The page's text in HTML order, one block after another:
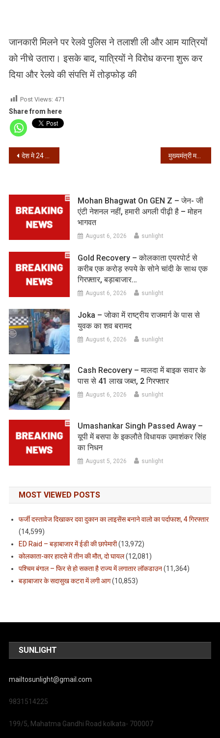
जानकारी मिलने पर रेलवे पुलिस ने तलाशी ली और आम यात्रियों
को नीचे उतारा। इसके बाद, यात्रियों ने विरोध करना शुरू कर
दिया और रेलवे की संपत्ति में तोड़फोड़ की
Post Views: 471
Share from here
Post
देश मे 24 घंटे में 66732 नए संक्रमित, 71,559 हुए ठीक मुख्यमंत्री ममता ने स्वीकारा बंगाल में बढ़ रहा है संक्रमण, लोगों को जागरूक रहने की नसीहत
Mohan Bhagwat On GEN Z – जेन- जी
एंटी नेशनल नहीं, हमारी अगली पीढ़ी है – मोहन
भागवत
August 6, 2026 sunlight
Gold Recovery – कोलकाता एयरपोर्ट से
करीब एक करोड़ रुपये के सोने चांदी के साथ एक
गिरफ़्तार, बड़ाबाजार…
August 6, 2026 sunlight
Joka – जोका में राष्ट्रीय राजमार्ग के पास से
युवक का शव बरामद
August 6, 2026 sunlight
Cash Recovery – मालदा में बाइक सवार के
पास से 41 लाख जब्त, 2 गिरफ्तार
August 6, 2026 sunlight
Umashankar Singh Passed Away –
यूपी में बसपा के इकलौते विधायक उमाशंकर सिंह
का निधन
August 5, 2026 sunlight
MOST VIEWED POSTS
फर्जी दस्तावेज दिखाकर दवा दुकान का लाइसेंस बनाने वालो का पर्दाफाश, 4 गिरफ्तार
(14,599)
ED Raid – बड़ाबाजार में ईडी की छापेमारी(13,972)
कोलकाता-कार हादसे में तीन की मौत, दो घायल(12,081)
पश्चिम बंगाल – फिर से हो सकता है राज्य में लगातार लॉकडाउन(11,364)
बड़ाबाजार के सदासुख कटरा में लगी आग(10,853)
SUNLIGHT
mailtosunlight@gmail.com
9831514225
199/5, Mahatma Gandhi Road kolkata- 700007